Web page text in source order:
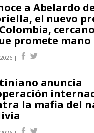
a Abelardo
el nuevo
promete mano
|
anuncia
la mafia del